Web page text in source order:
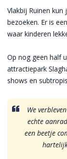
Vlakbij Ruinen
bezoeken. Er is
waar kinderen
Op nog geen half
attractiepark
shows en
We
echte
een beetje